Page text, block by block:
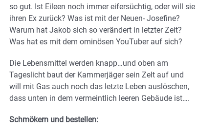
so gut. Ist Eileen noch immer eifersüchtig, oder will sie
ihren Ex zurück? Was ist mit der Neuen- Josefine?
Warum hat Jakob sich so verändert in letzter Zeit?
Was hat es mit dem ominösen YouTuber auf sich?
Die Lebensmittel werden knapp…und oben am
Tageslicht baut der Kammerjäger sein Zelt auf und
will mit Gas auch noch das letzte Leben auslöschen,
dass unten in dem vermeintlich leeren Gebäude ist….
Schmökern und bestellen: